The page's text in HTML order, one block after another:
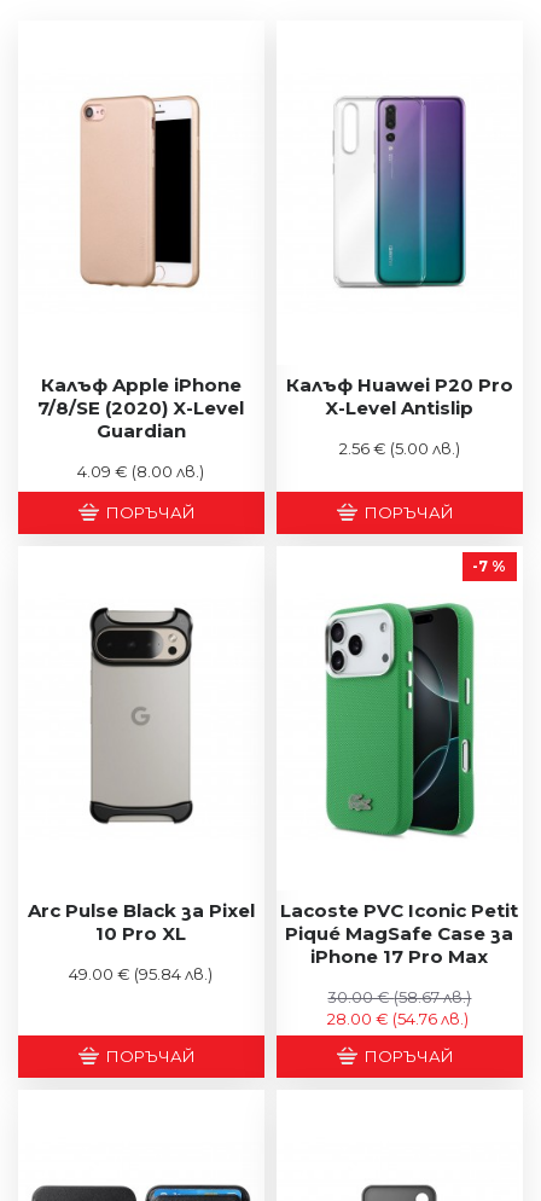
Калъф Apple iPhone
7/8/SE (2020) X-Level
Guardian
4.09 € (8.00 лв.)
ПОРЪЧАЙ
Калъф Huawei P20 Pro
X-Level Antislip
2.56 € (5.00 лв.)
ПОРЪЧАЙ
Arc Pulse Black за Pixel
10 Pro XL
49.00 € (95.84 лв.)
ПОРЪЧАЙ
-7 %
Lacoste PVC Iconic Petit
Piqué MagSafe Case за
iPhone 17 Pro Max
28.00 € (54.76 лв.)
30.00 €(58.67 лв.)
ПОРЪЧАЙ